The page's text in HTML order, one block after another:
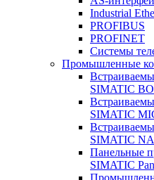
Industrial
PROFIBUS
PROFINET
Системы
Промышленные
SIMATIC
SIMATIC
SIMATIC
Панельные
SIMATIC